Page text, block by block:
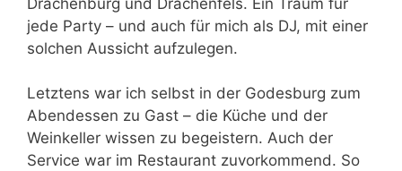
jede Party – und auch für mich als DJ, mit einer
solchen Aussicht aufzulegen.
Letztens war ich selbst in der Godesburg zum
Abendessen zu Gast – die Küche und der
Weinkeller wissen zu begeistern. Auch der
Service war im Restaurant zuvorkommend. So